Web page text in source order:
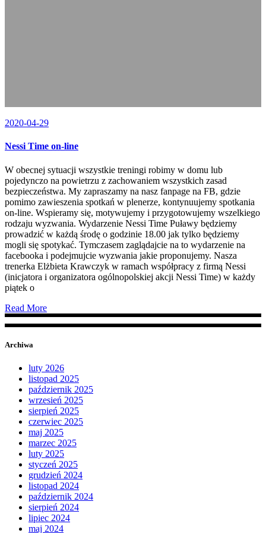
2020-04-29
Nessi Time on-line
W obecnej sytuacji wszystkie treningi robimy w domu lub
pojedynczo na powietrzu z zachowaniem wszystkich zasad
bezpieczeństwa. My zapraszamy na nasz fanpage na FB, gdzie
pomimo zawieszenia spotkań w plenerze, kontynuujemy spotkania
on-line. Wspieramy się, motywujemy i przygotowujemy wszelkiego
rodzaju wyzwania. Wydarzenie Nessi Time Puławy będziemy
prowadzić w każdą środę o godzinie 18.00 jak tylko będziemy
mogli się spotykać. Tymczasem zaglądajcie na to wydarzenie na
facebooka i podejmujcie wyzwania jakie proponujemy. Nasza
trenerka Elżbieta Krawczyk w ramach współpracy z firmą Nessi
(inicjatora i organizatora ogólnopolskiej akcji Nessi Time) w każdy
piątek o
Read More
Archiwa
luty 2026
listopad 2025
październik 2025
wrzesień 2025
sierpień 2025
czerwiec 2025
maj 2025
marzec 2025
luty 2025
styczeń 2025
grudzień 2024
listopad 2024
październik 2024
sierpień 2024
lipiec 2024
maj 2024